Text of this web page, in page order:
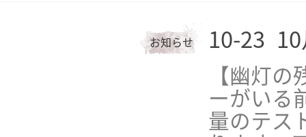
お知らせ 10-23
【幽灯
ーがいる
量のテス